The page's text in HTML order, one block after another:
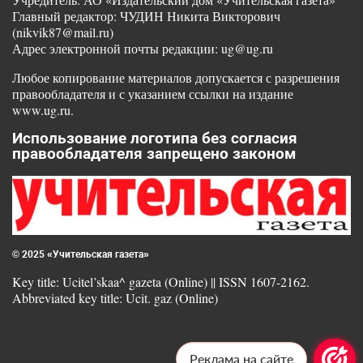
Главный редактор: ЧУДИН Никита Викторович
(nikvik87@mail.ru)
Адрес электронной почты редакции: ug@ug.ru
Любое копирование материалов допускается с разрешения
правообладателя и с указанием ссылки на издание
www.ug.ru.
Использование логотипа без согласия
правообладателя запрещено законом
© 2025 «Учительская газета»
Key title: Ucitel’skaa^ gazeta (Online) || ISSN 1607-2162.
Abbreviated key title: Ucit. gaz (Online)
Реклама на сайте